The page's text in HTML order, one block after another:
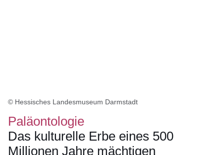
© Hessisches Landesmuseum Darmstadt
Paläontologie
Das kulturelle Erbe eines 500
Millionen Jahre mächtigen